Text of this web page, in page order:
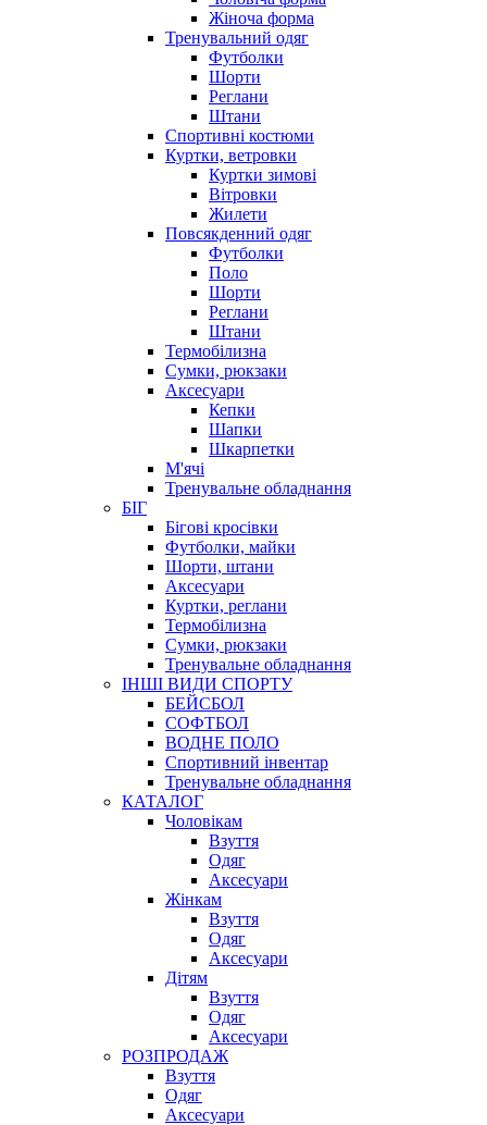
Жіноча форма
Тренувальний одяг
Футболки
Шорти
Реглани
Штани
Спортивні костюми
Куртки, ветровки
Куртки зимові
Вітровки
Жилети
Повсякденний одяг
Футболки
Поло
Шорти
Реглани
Штани
Термобілизна
Сумки, рюкзаки
Аксесуари
Кепки
Шапки
Шкарпетки
М'ячі
Тренувальне обладнання
БІГ
Бігові кросівки
Футболки, майки
Шорти, штани
Аксесуари
Куртки, реглани
Термобілизна
Сумки, рюкзаки
Тренувальне обладнання
ІНШІ ВИДИ СПОРТУ
БЕЙСБОЛ
СОФТБОЛ
ВОДНЕ ПОЛО
Спортивний інвентар
Тренувальне обладнання
КАТАЛОГ
Чоловікам
Взуття
Одяг
Аксесуари
Жінкам
Взуття
Одяг
Аксесуари
Дітям
Взуття
Одяг
Аксесуари
РОЗПРОДАЖ
Взуття
Одяг
Аксесуари